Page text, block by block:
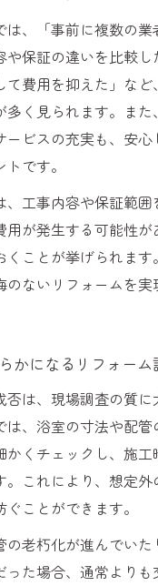
は、「事前に複数の業
や保証の違いを比較
て費用を抑えた」など
多く見られます。ま
ービスの充実も、安
です。
、工事内容や保証範
用が発生する可能性
くことが挙げられま
のないリフォームを実
かになるリフォーム
否は、現場調査の質
は、浴室の寸法や配
かくチェックし、施
。これにより、想定外
ことができます。
の老朽化が進んでい
った場合、通常よりも